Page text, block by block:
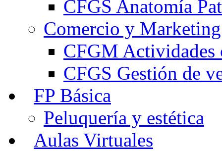
CFGS Anatomía
Comercio y Marketing
CFGM Actividades
CFGS Gestión de
FP Básica
Peluquería y estética
Aulas Virtuales